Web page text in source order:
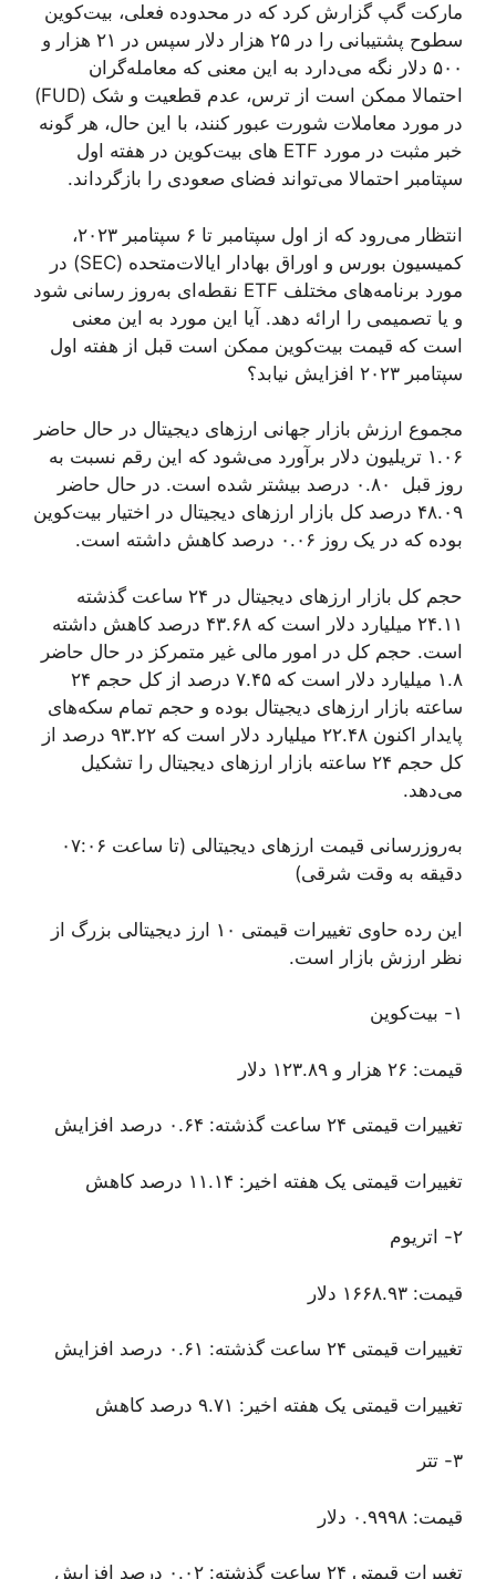
مارکت گپ گزارش کرد که در محدوده فعلی، بیت‌کوین
سطوح پشتیبانی را در ۲۵ هزار دلار سپس در ۲۱ هزار و
۵۰۰ دلار نگه می‌دارد به این معنی که معامله‌گران
احتمالا ممکن است از ترس، عدم قطعیت و شک (FUD)
در مورد معاملات شورت عبور کنند، با این حال، هر گونه
خبر مثبت در مورد ETF های بیت‌کوین در هفته اول
سپتامبر احتمالا می‌تواند فضای صعودی را بازگرداند.
انتظار می‌رود که از اول سپتامبر تا ۶ سپتامبر ۲۰۲۳،
کمیسیون بورس و اوراق بهادار ایالات‌متحده (SEC) در
مورد برنامه‌های مختلف ETF نقطه‌ای به‌روز رسانی شود
و یا تصمیمی را ارائه دهد. آیا این مورد به این معنی
است که قیمت بیت‌کوین ممکن است قبل از هفته اول
سپتامبر ۲۰۲۳ افزایش نیابد؟
مجموع ارزش بازار جهانی ارزهای دیجیتال در حال حاضر
۱.۰۶ تریلیون دلار برآورد می‌شود که این رقم نسبت به
روز قبل ۰.۸۰ درصد بیشتر شده است. در حال حاضر
۴۸.۰۹ درصد کل بازار ارزهای دیجیتال در اختیار بیت‌کوین
بوده که در یک روز ۰.۰۶ درصد کاهش داشته است.
حجم کل بازار ارزهای دیجیتال در ۲۴ ساعت گذشته
۲۴.۱۱ میلیارد دلار است که ۴۳.۶۸ درصد کاهش داشته
است. حجم کل در امور مالی غیر متمرکز در حال حاضر
۱.۸ میلیارد دلار است که ۷.۴۵ درصد از کل حجم ۲۴
ساعته بازار ارزهای دیجیتال بوده و حجم تمام سکه‌های
پایدار اکنون ۲۲.۴۸ میلیارد دلار است که ۹۳.۲۲ درصد از
کل حجم ۲۴ ساعته بازار ارزهای دیجیتال را تشکیل
می‌دهد.
به‌روزرسانی قیمت ارزهای دیجیتالی (تا ساعت ۰۷:۰۶
دقیقه به وقت شرقی)
این رده حاوی تغییرات قیمتی ۱۰ ارز دیجیتالی بزرگ از
نظر ارزش بازار است.
۱- بیت‌کوین
قیمت: ۲۶ هزار و ۱۲۳.۸۹ دلار
تغییرات قیمتی ۲۴ ساعت گذشته: ۰.۶۴ درصد افزایش
تغییرات قیمتی یک هفته اخیر: ۱۱.۱۴ درصد کاهش
۲- اتریوم
قیمت: ۱۶۶۸.۹۳ دلار
تغییرات قیمتی ۲۴ ساعت گذشته: ۰.۶۱ درصد افزایش
تغییرات قیمتی یک هفته اخیر: ۹.۷۱ درصد کاهش
۳- تتر
قیمت: ۰.۹۹۹۸ دلار
تغییرات قیمتی ۲۴ ساعت گذشته: ۰.۰۲ درصد افزایش